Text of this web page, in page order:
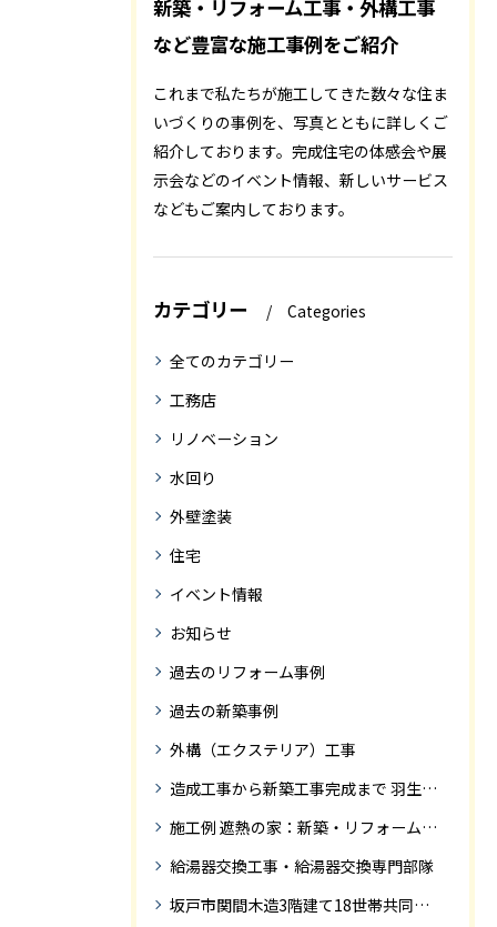
新築・リフォーム工事・外構工事
など豊富な施工事例をご紹介
これまで私たちが施工してきた数々な住ま
いづくりの事例を、写真とともに詳しくご
紹介しております。完成住宅の体感会や展
示会などのイベント情報、新しいサービス
などもご案内しております。
カテゴリー Categories
全てのカテゴリー
工務店
リノベーション
水回り
外壁塗装
住宅
イベント情報
お知らせ
過去のリフォーム事例
過去の新築事例
外構（エクステリア）工事
造成工事から新築工事完成まで 羽生市Ｓ様邸新築工事・
施工例 遮熱の家：新築・リフォーム ドローンにて空撮
給湯器交換工事・給湯器交換専門部隊
坂戸市関間木造3階建て18世帯共同住宅の完成迄紹介